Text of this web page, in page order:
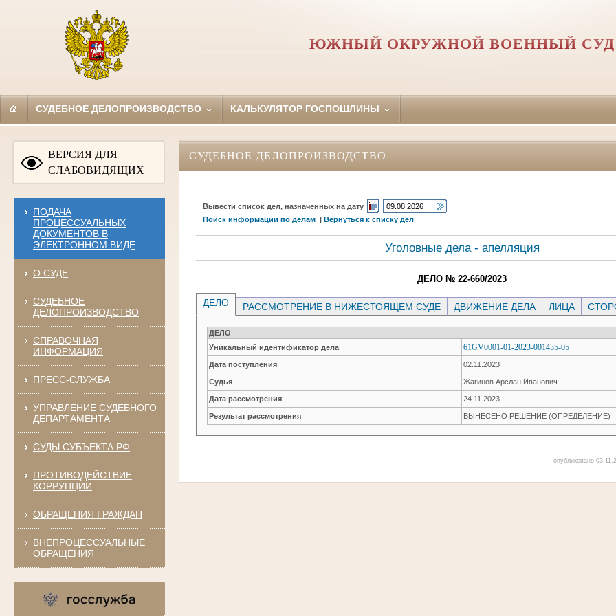
ЮЖНЫЙ ОКРУЖНОЙ ВОЕННЫЙ СУД
СУДЕБНОЕ ДЕЛОПРОИЗВОДСТВО КАЛЬКУЛЯТОР ГОСПОШЛИНЫ
ВЕРСИЯ ДЛЯ
СЛАБОВИДЯЩИХ
ПОДАЧА
ПРОЦЕССУАЛЬНЫХ
ДОКУМЕНТОВ В
ЭЛЕКТРОННОМ ВИДЕ
О СУДЕ
СУДЕБНОЕ
ДЕЛОПРОИЗВОДСТВО
СПРАВОЧНАЯ
ИНФОРМАЦИЯ
ПРЕСС-СЛУЖБА
УПРАВЛЕНИЕ СУДЕБНОГО
ДЕПАРТАМЕНТА
СУДЫ СУБЪЕКТА РФ
ПРОТИВОДЕЙСТВИЕ
КОРРУПЦИИ
ОБРАЩЕНИЯ ГРАЖДАН
ВНЕПРОЦЕССУАЛЬНЫЕ
ОБРАЩЕНИЯ
СУДЕБНОЕ ДЕЛОПРОИЗВОДСТВО
Вывести список дел, назначенных на дату
Поиск информации по делам |Вернуться к списку дел
Уголовные дела - апелляция
ДЕЛО № 22-660/2023
ДЕЛО РАССМОТРЕНИЕ В НИЖЕСТОЯЩЕМ СУДЕ ДВИЖЕНИЕ ДЕЛА ЛИЦА
ДЕЛО
Уникальный идентификатор дела
61GV0001-01-2023-001435-05
Дата поступления 02.11.2023
Судья Жагинов Арслан Иванович
Дата рассмотрения 24.11.2023
Результат рассмотрения ВЫНЕСЕНО РЕШЕНИЕ (ОПРЕДЕЛЕНИЕ)
опубликовано